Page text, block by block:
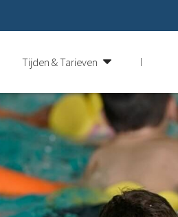
Tijden & Tarieven